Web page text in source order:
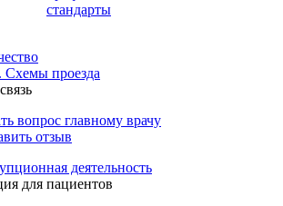
стандарты
Схемы проезда
вопрос главному врачу
отзыв
деятельность
для пациентов